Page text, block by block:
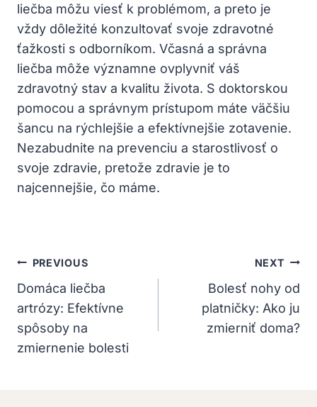
liečba môžu viesť k problémom, a preto je
vždy dôležité konzultovať svoje zdravotné
ťažkosti s odborníkom. Včasná a správna
liečba môže významne ovplyvniť váš
zdravotný stav a kvalitu života. S doktorskou
pomocou a správnym prístupom máte väčšiu
šancu na rýchlejšie a efektívnejšie zotavenie.
Nezabudnite na prevenciu a starostlivosť o
svoje zdravie, pretože zdravie je to
najcennejšie, čo máme.
Navigácia
V
Článku
PREVIOUS
Domáca liečba
artrózy: Efektívne
spôsoby na
zmiernenie bolesti
NEXT
Bolesť nohy od
platničky: Ako ju
zmierniť doma?